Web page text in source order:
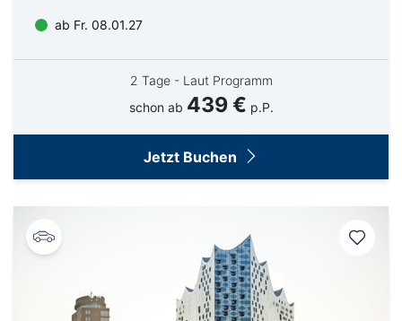
ab Fr. 08.01.27
2 Tage - Laut Programm
schon ab 439 € p.P.
Jetzt Buchen